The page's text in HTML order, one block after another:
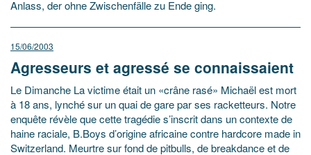
Anlass, der ohne Zwischenfälle zu Ende ging.
15/06/2003
Agresseurs et agressé se connaissaient
Le Dimanche La victime était un «crâne rasé» Michaël est mort
à 18 ans, lynché sur un quai de gare par ses racketteurs. Notre
enquête révèle que cette tragédie s’inscrit dans un contexte de
haine raciale, B.Boys d’origine africaine contre hardcore made in
Switzerland. Meurtre sur fond de pitbulls, de breakdance et de